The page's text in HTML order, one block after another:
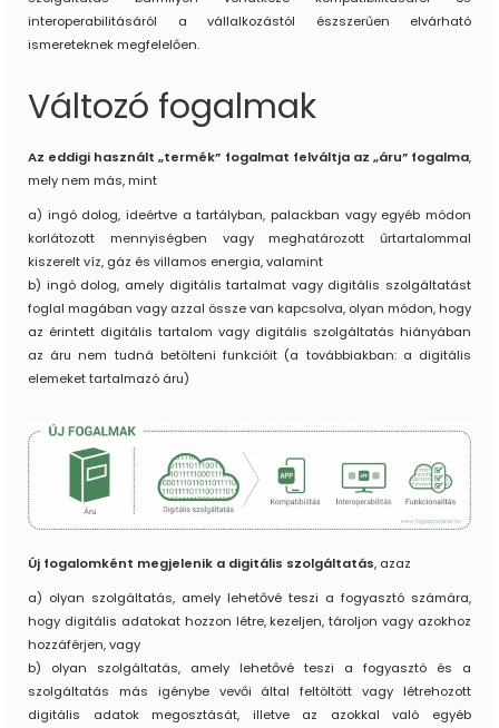
interoperabilitásáról a vállalkozástól észszerűen elvárható
ismereteknek megfelelően.
Változó fogalmak
Az eddigi használt „termék” fogalmat felváltja az „áru” fogalma,
mely nem más, mint
a) ingó dolog, ideértve a tartályban, palackban vagy egyéb módon
korlátozott mennyiségben vagy meghatározott űrtartalommal
kiszerelt víz, gáz és villamos energia, valamint
b) ingó dolog, amely digitális tartalmat vagy digitális szolgáltatást
foglal magában vagy azzal össze van kapcsolva, olyan módon, hogy
az érintett digitális tartalom vagy digitális szolgáltatás hiányában
az áru nem tudná betölteni funkcióit (a továbbiakban: a digitális
elemeket tartalmazó áru)
Új fogalomként megjelenik a digitális szolgáltatás, azaz
a) olyan szolgáltatás, amely lehetővé teszi a fogyasztó számára,
hogy digitális adatokat hozzon létre, kezeljen, tároljon vagy azokhoz
hozzáférjen, vagy
b) olyan szolgáltatás, amely lehetővé teszi a fogyasztó és a
szolgáltatás más igénybe vevői által feltöltött vagy létrehozott
digitális adatok megosztását, illetve az azokkal való egyéb